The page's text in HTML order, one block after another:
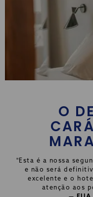
O
"Esta é a nossa
e não será
excelente e o
atenção aos